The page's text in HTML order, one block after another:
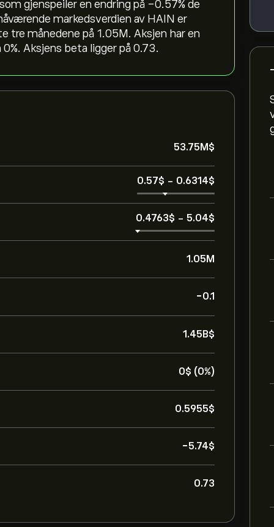
gjenspeiler en endring på ‎-0.57‎% de
markedsverdien av HAIN er
månedene på 1.05M. Aksjen har en
Aksjens beta ligger på 0.73.
53.75M‎$‎
0.57‎$‎ - 0.6314‎$‎
0.4763‎$‎ - 5.04‎$‎
1.05M
-0.1
1.45B‎$‎
0‎$‎ (0%)
0.5955‎$‎
-5.74‎$‎
0.73